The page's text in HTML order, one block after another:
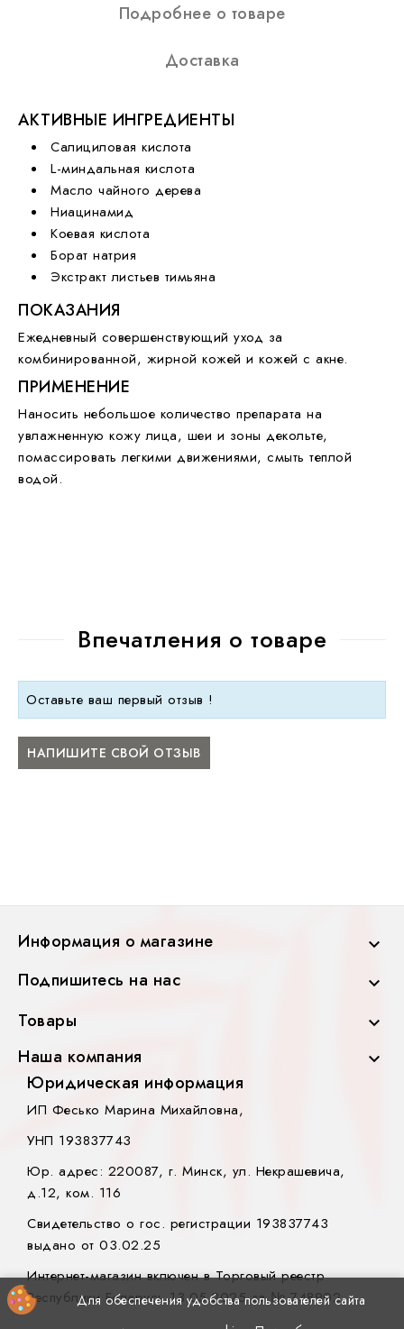
Подробнее о товаре
Доставка
АКТИВНЫЕ ИНГРЕДИЕНТЫ
Салициловая кислота
L-миндальная кислота
Масло чайного дерева
Ниацинамид
Коевая кислота
Борат натрия
Экстракт листьев тимьяна
ПОКАЗАНИЯ
Ежедневный совершенствующий уход за
комбинированной, жирной кожей и кожей с акне.
ПРИМЕНЕНИЕ
Наносить небольшое количество препарата на
увлажненную кожу лица, шеи и зоны декольте,
помассировать легкими движениями, смыть теплой
водой.
Впечатления о товаре
Оставьте ваш первый отзыв !
НАПИШИТЕ СВОЙ ОТЗЫВ
Информация о магазине 
Подпишитесь на нас 
Товары 
Наша компания 
Для обеспечения удобства пользователей сайта
Юридическая информация
ИП Фесько Марина Михайловна,
УНП 193837743
Юр. адрес: 220087, г. Минск, ул. Некрашевича,
д.12, ком. 116
Свидетельство о гос. регистрации 193837743
выдано от 03.02.25
Интернет-магазин включен в Торговый реестр
Республики Беларусь 13.05.2025 за № 748902.